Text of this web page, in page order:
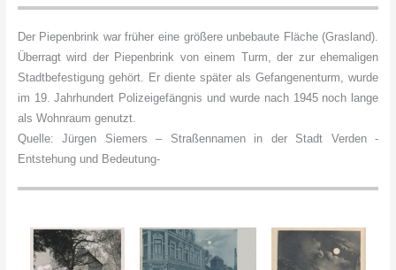
Der Piepenbrink war früher eine größere unbebaute Fläche (Grasland).
Überragt wird der Piepenbrink von einem Turm, der zur ehemaligen
Stadtbefestigung gehört. Er diente später als Gefangenenturm, wurde
im 19. Jahrhundert Polizeigefängnis und wurde nach 1945 noch lange
als Wohnraum genutzt.
Quelle: Jürgen Siemers – Straßennamen in der Stadt Verden -
Entstehung und Bedeutung-